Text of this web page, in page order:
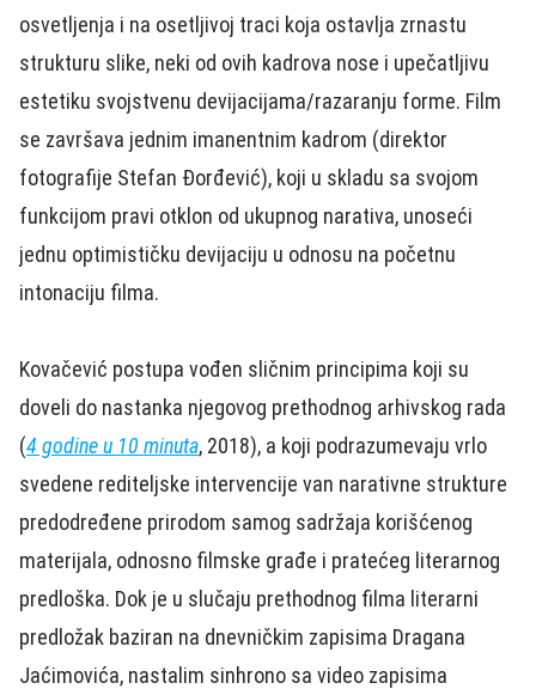
osvetljenja i na osetljivoj traci koja ostavlja zrnastu
strukturu slike, neki od ovih kadrova nose i upečatljivu
estetiku svojstvenu devijacijama/razaranju forme. Film
se završava jednim imanentnim kadrom (direktor
fotografije Stefan Đorđević), koji u skladu sa svojom
funkcijom pravi otklon od ukupnog narativa, unoseći
jednu optimističku devijaciju u odnosu na početnu
intonaciju filma.
Kovačević postupa vođen sličnim principima koji su
doveli do nastanka njegovog prethodnog arhivskog rada
(4 godine u 10 minuta, 2018), a koji podrazumevaju vrlo
svedene rediteljske intervencije van narativne strukture
predodređene prirodom samog sadržaja korišćenog
materijala, odnosno filmske građe i pratećeg literarnog
predloška. Dok je u slučaju prethodnog filma literarni
predložak baziran na dnevničkim zapisima Dragana
Jaćimovića, nastalim sinhrono sa video zapisima